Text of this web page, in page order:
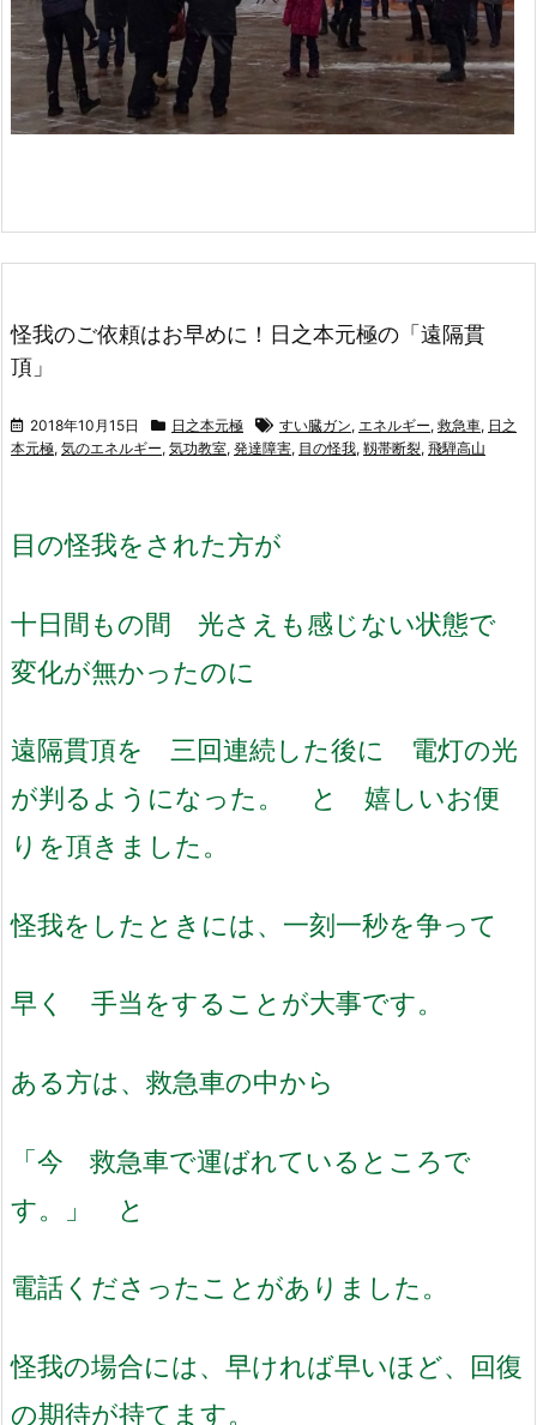
怪我のご依頼はお早めに！日之本元極の「遠隔貫
頂」
2018年10月15日 日之本元極 すい臓ガン, エネルギー, 救急車, 日之
本元極, 気のエネルギー, 気功教室, 発達障害, 目の怪我, 靱帯断裂, 飛騨高山
目の怪我をされた方が
十日間もの間 光さえも感じない状態で
変化が無かったのに
遠隔貫頂を 三回連続した後に 電灯の光
が判るようになった。 と 嬉しいお便
りを頂きました。
怪我をしたときには、一刻一秒を争って
早く 手当をすることが大事です。
ある方は、救急車の中から
「今 救急車で運ばれているところで
す。」 と
電話くださったことがありました。
怪我の場合には、早ければ早いほど、回復
の期待が持てます。